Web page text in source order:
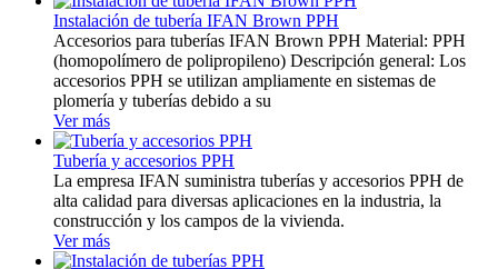
Instalación de tubería IFAN Brown PPH
Accesorios para tuberías IFAN Brown PPH Material: PPH
(homopolímero de polipropileno) Descripción general: Los
accesorios PPH se utilizan ampliamente en sistemas de
plomería y tuberías debido a su
Ver más
Tubería y accesorios PPH
La empresa IFAN suministra tuberías y accesorios PPH de
alta calidad para diversas aplicaciones en la industria, la
construcción y los campos de la vivienda.
Ver más